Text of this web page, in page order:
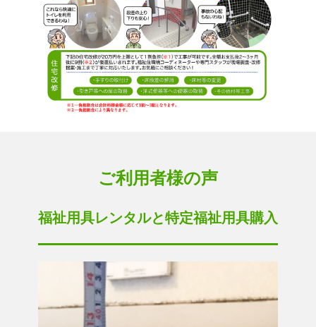
ご利用者様の声
福祉用具レンタルと特定福祉用具購入